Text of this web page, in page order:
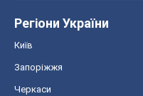
Регіони України
Київ
Запоріжжя
Черкаси